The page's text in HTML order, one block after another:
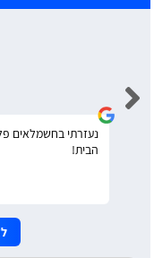
נעזרתי בחשמלאים
הבית!